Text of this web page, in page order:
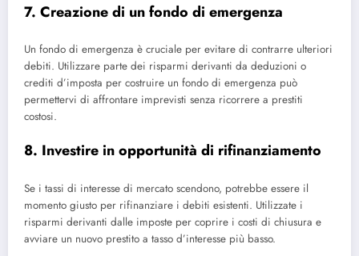
7. Creazione di un fondo di emergenza
Un fondo di emergenza è cruciale per evitare di contrarre ulteriori
debiti. Utilizzare parte dei risparmi derivanti da deduzioni o
crediti d’imposta per costruire un fondo di emergenza può
permettervi di affrontare imprevisti senza ricorrere a prestiti
costosi.
8. Investire in opportunità di rifinanziamento
Se i tassi di interesse di mercato scendono, potrebbe essere il
momento giusto per rifinanziare i debiti esistenti. Utilizzate i
risparmi derivanti dalle imposte per coprire i costi di chiusura e
avviare un nuovo prestito a tasso d’interesse più basso.